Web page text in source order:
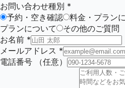
お問い合わせ種別 *
予約・空き確認
料金・プラン
プランについて
その他のご質問
お名前 *
メールアドレス *
電話番号
（任意）